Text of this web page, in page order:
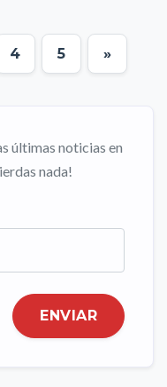
4 5 »
últimas noticias en
nada!
ENVIAR